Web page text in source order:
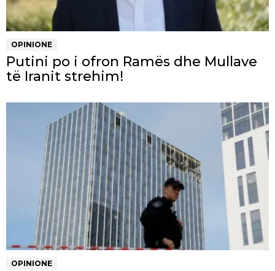
OPINIONE
Putini po i ofron Ramës dhe Mullave
të Iranit strehim!
OPINIONE